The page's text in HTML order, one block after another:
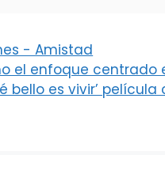
- Amistad
el enfoque centrado
bello es vivir’